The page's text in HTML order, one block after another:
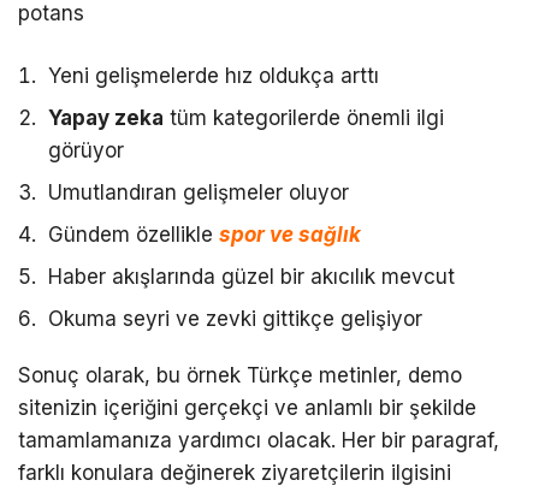
potans
Yeni gelişmelerde hız oldukça arttı
Yapay zeka tüm kategorilerde önemli ilgi
görüyor
Umutlandıran gelişmeler oluyor
Gündem özellikle spor ve sağlık
Haber akışlarında güzel bir akıcılık mevcut
Okuma seyri ve zevki gittikçe gelişiyor
Sonuç olarak, bu örnek Türkçe metinler, demo
sitenizin içeriğini gerçekçi ve anlamlı bir şekilde
tamamlamanıza yardımcı olacak. Her bir paragraf,
farklı konulara değinerek ziyaretçilerin ilgisini